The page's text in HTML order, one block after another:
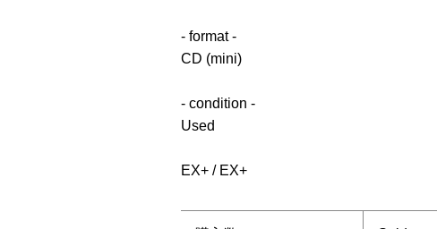
- format -
CD (mini)
- condition -
Used
EX+ / EX+